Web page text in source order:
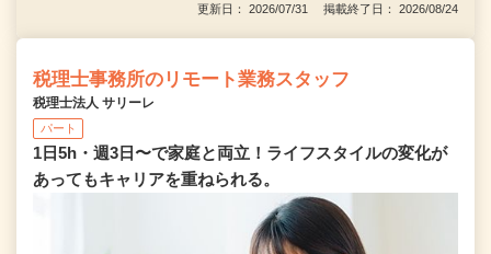
更新日： 2026/07/31 掲載終了日： 2026/08/24
税理士事務所のリモート業務スタッフ
税理士法人 サリーレ
パート
1日5h・週3日〜で家庭と両立！ライフスタイルの変化が
あってもキャリアを重ねられる。